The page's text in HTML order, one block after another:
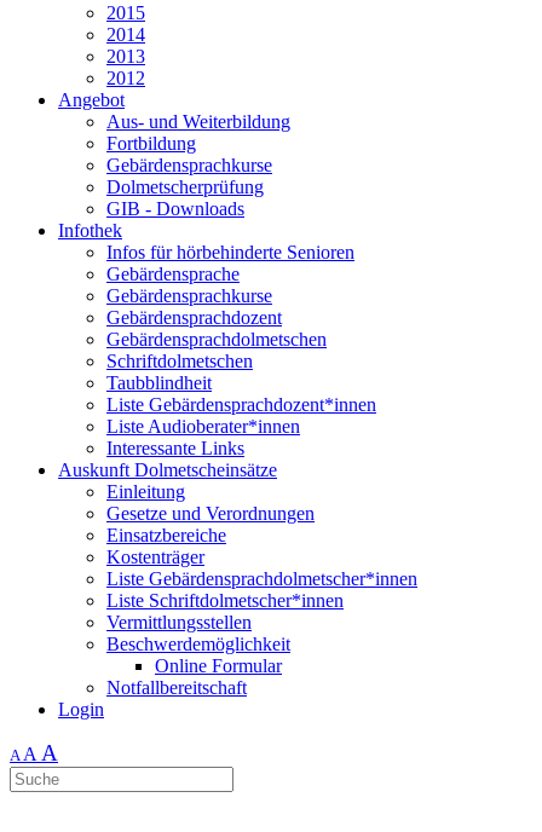
2015
2014
2013
2012
Angebot
Aus- und Weiterbildung
Fortbildung
Gebärdensprachkurse
Dolmetscherprüfung
GIB - Downloads
Infothek
Infos für hörbehinderte Senioren
Gebärdensprache
Gebärdensprachkurse
Gebärdensprachdozent
Gebärdensprachdolmetschen
Schriftdolmetschen
Taubblindheit
Liste Gebärdensprachdozent*innen
Liste Audioberater*innen
Interessante Links
Auskunft Dolmetscheinsätze
Einleitung
Gesetze und Verordnungen
Einsatzbereiche
Kostenträger
Liste Gebärdensprachdolmetscher*innen
Liste Schriftdolmetscher*innen
Vermittlungsstellen
Beschwerdemöglichkeit
Online Formular
Notfallbereitschaft
Login
AA A